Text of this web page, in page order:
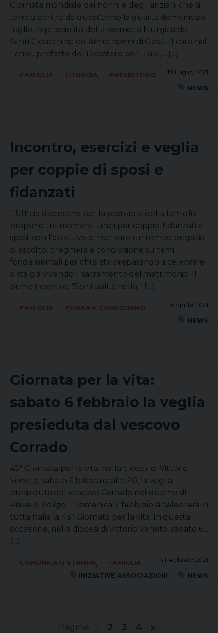
Giornata mondiale dei nonni e degli anziani che si
terrà a partire da quest’anno la quarta domenica di
luglio, in prossimità della memoria liturgica dei
Santi Gioacchino ed Anna, nonni di Gesù. Il cardinal
Farrel, prefetto del Dicastero per i Laici,… [...]
19 Luglio 2021
FAMIGLIA, LITURGIA,
PRESBITERIO
NEWS
Incontro, esercizi e veglia
per coppie di sposi e
fidanzati
L’Ufficio diocesano per la pastorale della famiglia
propone tre momenti unici per coppie, fidanzati e
sposi, con l’obiettivo di riservare un tempo propizio
di ascolto, preghiera e condivisione su temi
fondamentali per chi si sta preparando a celebrare
o sta già vivendo il sacramento del matrimonio. Il
primo incontro, “Spiritualità nella… [...]
6 Aprile 2021
FAMIGLIA,
FORANIA CONEGLIANO
NEWS
Giornata per la vita:
sabato 6 febbraio la veglia
presieduta dal vescovo
Corrado
43ª Giornata per la vita: nella diocesi di Vittorio
Veneto, sabato 6 febbraio, alle 20, la veglia
presieduta dal vescovo Corrado nel duomo di
Pieve di Soligo. Domenica 7 febbraio si celebrerà in
tutta Italia la 43ª Giornata per la vita. In questa
occasione, nella diocesi di Vittorio Veneto, sabato 6…
[...]
4 Febbraio 2021
COMUNICATI STAMPA,
FAMIGLIA
INIZIATIVE ASSOCIAZIONI
NEWS
Pagine: 2 3 4 »